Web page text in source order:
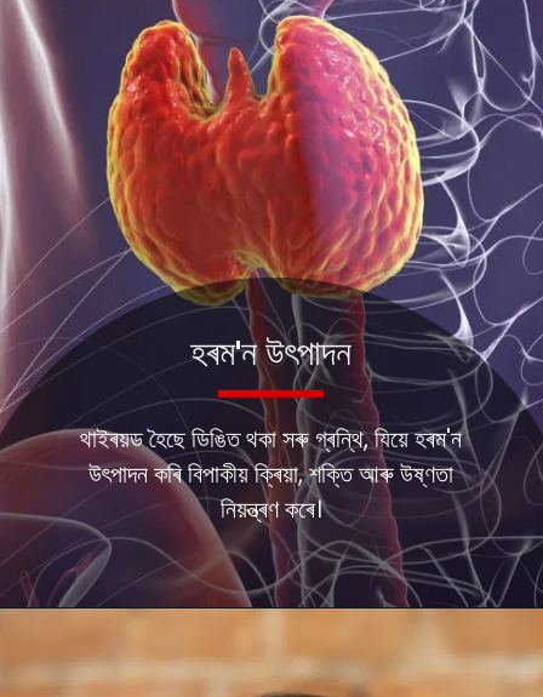
থাইৰয়ড হৈছে ডিঙিত থকা সৰু গ্ৰন্থি, যিয়ে হৰম'ন
উৎপাদন কৰি বিপাকীয় ক্ৰিয়া, শক্তি আৰু উষ্ণতা
নিয়ন্ত্ৰণ কৰে।
হৰম'ন উৎপাদন